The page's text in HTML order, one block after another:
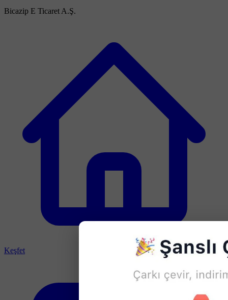
Bicazip E Ticaret A.Ş.
Keşfet